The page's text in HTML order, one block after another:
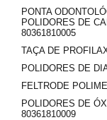
PONTA
POLIDORES DE
80361810005
TAÇA DE
POLIDORES DE
FELTRODE
POLIDORES DE
80361810009